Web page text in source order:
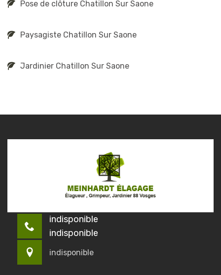
Pose de clôture Chatillon Sur Saone
Paysagiste Chatillon Sur Saone
Jardinier Chatillon Sur Saone
indisponible
indisponible
indisponible